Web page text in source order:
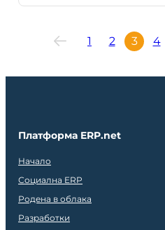
1 2 3 4
Платформа ERP.net
Начало
Социална ERP
Родена в облака
Разработки